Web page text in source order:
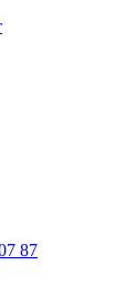
87